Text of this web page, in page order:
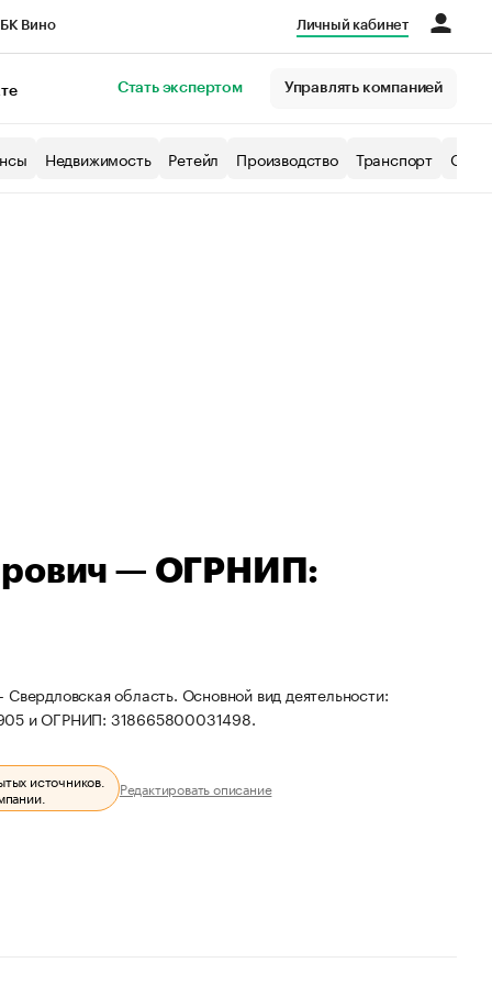
Вино Личный кабинет
Стать экспертом Управлять компанией
Недвижимость Ретейл Производство Транспорт
— ОГРНИП:
область. Основной вид деятельности:
и ОГРНИП: 318665800031498.
источников.
Редактировать описание